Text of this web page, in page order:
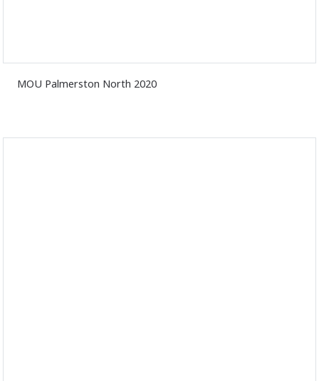
MOU Palmerston North 2020